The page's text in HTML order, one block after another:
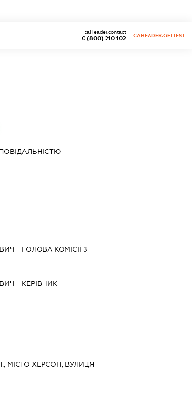
0 (800) 210 102
caHeader.contact
CAHEADER.GETTEST
- ГОЛОВА КОМІСІЇ З
- КЕРІВНИК
МІСТО ХЕРСОН, ВУЛИЦЯ